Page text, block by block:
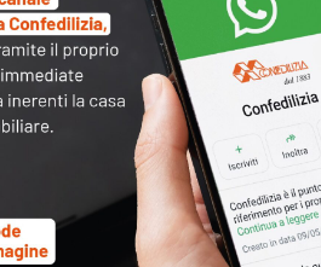
novità normative in